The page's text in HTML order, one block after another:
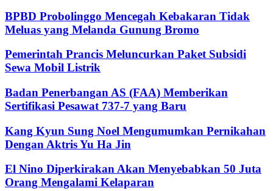
BPBD Probolinggo Mencegah Kebakaran Tidak
Meluas yang Melanda Gunung Bromo
Pemerintah Prancis Meluncurkan Paket Subsidi
Sewa Mobil Listrik
Badan Penerbangan AS (FAA) Memberikan
Sertifikasi Pesawat 737-7 yang Baru
Kang Kyun Sung Noel Mengumumkan Pernikahan
Dengan Aktris Yu Ha Jin
El Nino Diperkirakan Akan Menyebabkan 50 Juta
Orang Mengalami Kelaparan